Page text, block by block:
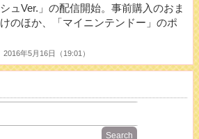
シュVer.」の配信開始。事前購入のおま
けのほか、「マイニンテンドー」のポ
2016年5月16日（19:01）